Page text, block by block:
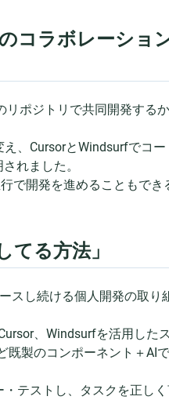
コラボレーショ
ポジトリで共同開発する
、CursorとWindsurfでコー
れました。
で開発を進めることもでき
る方法」
スし続ける個人開発の取り
、Windsurfを活用した
既製のコンポーネント＋AI
テストし、タスクを正し